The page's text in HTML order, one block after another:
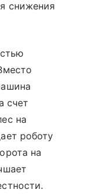
снижения
счет
на
роботу
на